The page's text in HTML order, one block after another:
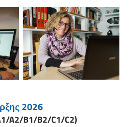
2026
A2/B1/B2/C1/C2)